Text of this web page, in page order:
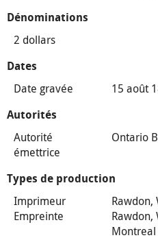
Dénominations
2 dollars
Dates
Date gravée 15 août
Autorités
Autorité
émettrice
Ontario
Types de production
Imprimeur
Rawdon,
Empreinte
Rawdon,
Montreal